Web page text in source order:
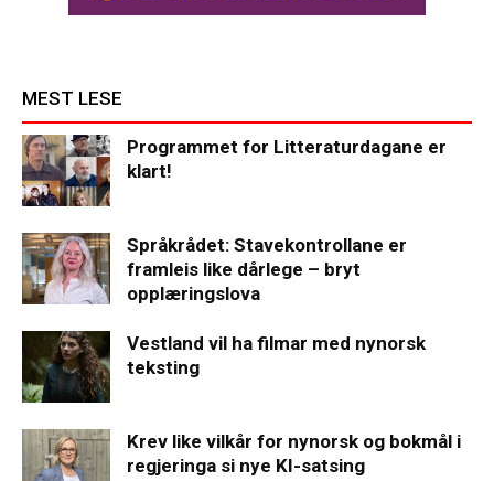
MEST LESE
Programmet for Litteraturdagane er
klart!
Språkrådet: Stavekontrollane er
framleis like dårlege – bryt
opplæringslova
Vestland vil ha filmar med nynorsk
teksting
Krev like vilkår for nynorsk og bokmål i
regjeringa si nye KI-satsing